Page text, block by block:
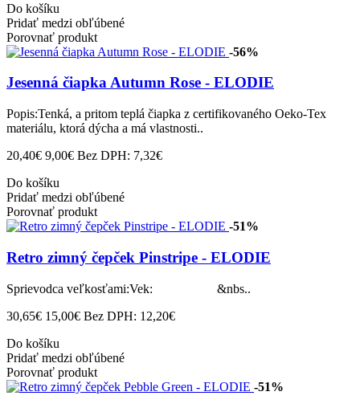
Do košíku
Pridať medzi obľúbené
Porovnať produkt
-56%
Jesenná čiapka Autumn Rose - ELODIE
Popis:Tenká, a pritom teplá čiapka z certifikovaného Oeko-Tex
materiálu, ktorá dýcha a má vlastnosti..
20,40€ 9,00€ Bez DPH: 7,32€
Do košíku
Pridať medzi obľúbené
Porovnať produkt
-51%
Retro zimný čepček Pinstripe - ELODIE
Sprievodca veľkosťami:Vek: &nbs..
30,65€ 15,00€ Bez DPH: 12,20€
Do košíku
Pridať medzi obľúbené
Porovnať produkt
-51%